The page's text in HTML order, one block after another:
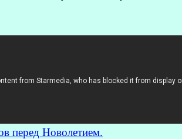
перед Новолетием.